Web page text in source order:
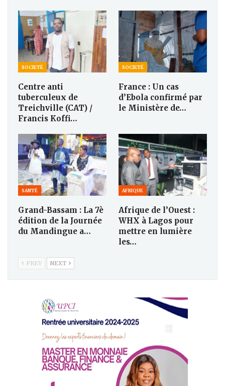
SOCIETÉ
Centre anti
tuberculeux de
Treichville (CAT) /
Francis Koffi…
SOCIETÉ
France : Un cas
d’Ebola confirmé par
le Ministère de…
SANTÉ
Grand-Bassam : La 7è
édition de la Journée
du Mandingue a…
AFRIQUE
Afrique de l’Ouest :
WHX à Lagos pour
mettre en lumière
les…
PREV NEXT